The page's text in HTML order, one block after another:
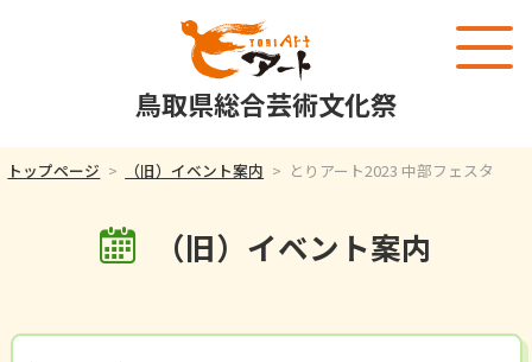
鳥取県総合芸術文化祭
トップページ （旧）イベント案内 とりアート2023 中部フェスタ
（旧）イベント案内